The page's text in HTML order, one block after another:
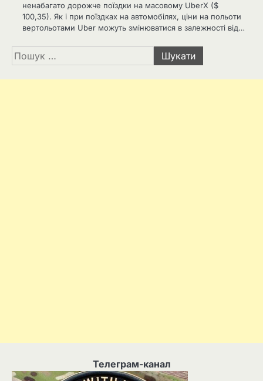
ненабагато дорожче поїздки на масовому UberX ($
100,35). Як і при поїздках на автомобілях, ціни на польоти
вертольотами Uber можуть змінюватися в залежності від…
Пошук:
Телеграм-канал